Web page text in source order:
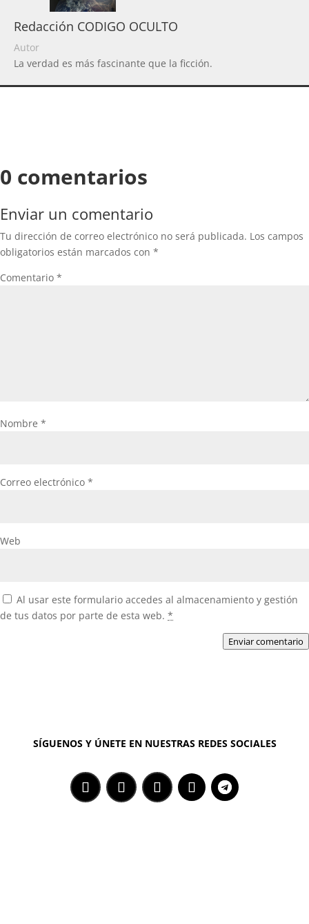
Redacción CODIGO OCULTO
Autor
La verdad es más fascinante que la ficción.
0 comentarios
Enviar un comentario
Tu dirección de correo electrónico no será publicada. Los campos
obligatorios están marcados con *
Comentario *
Nombre *
Correo electrónico *
Web
Al usar este formulario accedes al almacenamiento y gestión
de tus datos por parte de esta web. *
Enviar comentario
SÍGUENOS Y ÚNETE EN NUESTRAS REDES SOCIALES